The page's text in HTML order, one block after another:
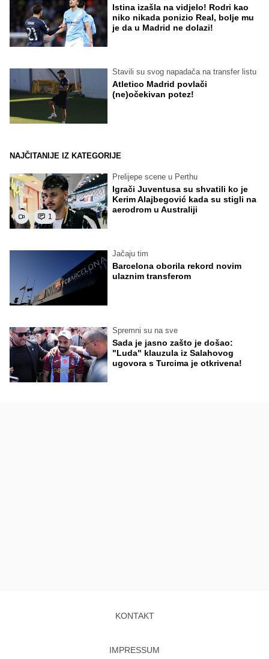
Istina izašla na vidjelo! Rodri kao
niko nikada ponizio Real, bolje mu
je da u Madrid ne dolazi!
Stavili su svog napadača na transfer listu
Atletico Madrid povlači
(ne)očekivan potez!
NAJČITANIJE IZ KATEGORIJE
1
Prelijepe scene u Perthu
Igrači Juventusa su shvatili ko je
Kerim Alajbegović kada su stigli na
aerodrom u Australiji
Jačaju tim
Barcelona oborila rekord novim
ulaznim transferom
Spremni su na sve
Sada je jasno zašto je došao:
"Luda" klauzula iz Salahovog
ugovora s Turcima je otkrivena!
KONTAKT
IMPRESSUM